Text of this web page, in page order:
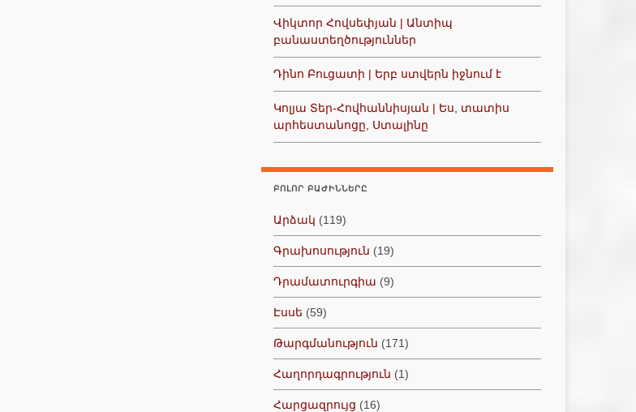
Վիկտոր Հովսեփյան | Անտիպ
բանաստեղծություններ
Դինո Բուցատի | Երբ ստվերն իջնում է
Կոլյա Տեր-Հովհաննիսյան | Ես, տատիս
արհեստանոցը, Ստալինը
ԲՈԼՈՐ ԲԱԺԻՆՆԵՐԸ
Արձակ (119)
Գրախոսություն (19)
Դրամատուրգիա (9)
Էսսե (59)
Թարգմանություն (171)
Հաղորդագրություն (1)
Հարցազրույց (16)